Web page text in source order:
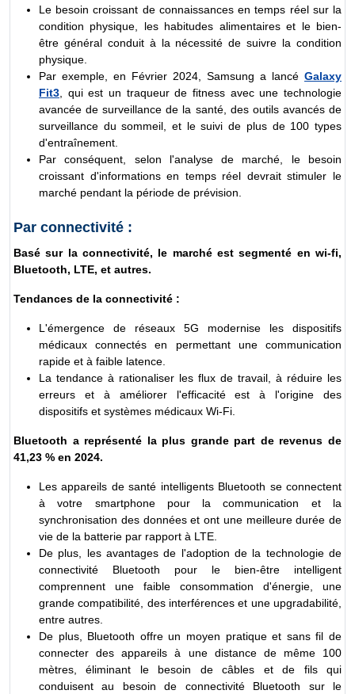
Le besoin croissant de connaissances en temps réel sur la
condition physique, les habitudes alimentaires et le bien-
être général conduit à la nécessité de suivre la condition
physique.
Par exemple, en Février 2024, Samsung a lancé Galaxy
Fit3 , qui est un traqueur de fitness avec une technologie
avancée de surveillance de la santé, des outils avancés de
surveillance du sommeil, et le suivi de plus de 100 types
d'entraînement.
Par conséquent, selon l'analyse de marché, le besoin
croissant d'informations en temps réel devrait stimuler le
marché pendant la période de prévision.
Par connectivité :
Basé sur la connectivité, le marché est segmenté en wi-fi,
Bluetooth, LTE, et autres.
Tendances de la connectivité :
L'émergence de réseaux 5G modernise les dispositifs
médicaux connectés en permettant une communication
rapide et à faible latence.
La tendance à rationaliser les flux de travail, à réduire les
erreurs et à améliorer l'efficacité est à l'origine des
dispositifs et systèmes médicaux Wi-Fi.
Bluetooth a représenté la plus grande part de revenus de
41,23 % en 2024.
Les appareils de santé intelligents Bluetooth se connectent
à votre smartphone pour la communication et la
synchronisation des données et ont une meilleure durée de
vie de la batterie par rapport à LTE.
De plus, les avantages de l'adoption de la technologie de
connectivité Bluetooth pour le bien-être intelligent
comprennent une faible consommation d'énergie, une
grande compatibilité, des interférences et une upgradabilité,
entre autres.
De plus, Bluetooth offre un moyen pratique et sans fil de
connecter des appareils à une distance de même 100
mètres, éliminant le besoin de câbles et de fils qui
conduisent au besoin de connectivité Bluetooth sur le